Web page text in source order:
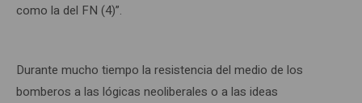
como la del FN (4)”.
Durante mucho tiempo la resistencia del medio de los
bomberos a las lógicas neoliberales o a las ideas